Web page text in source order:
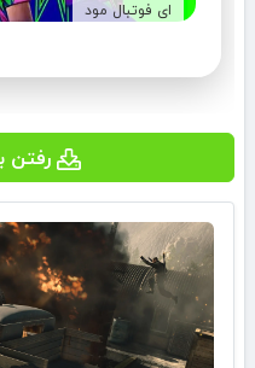
ای فوتبال مود
رفتن